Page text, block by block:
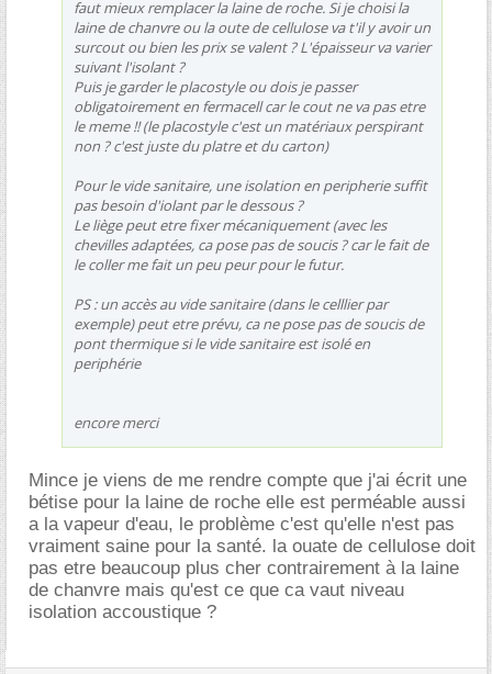
faut mieux remplacer la laine de roche. Si je choisi la
laine de chanvre ou la oute de cellulose va t'il y avoir un
surcout ou bien les prix se valent ? L'épaisseur va varier
suivant l'isolant ?
Puis je garder le placostyle ou dois je passer
obligatoirement en fermacell car le cout ne va pas etre
le meme !! (le placostyle c'est un matériaux perspirant
non ? c'est juste du platre et du carton)
Pour le vide sanitaire, une isolation en peripherie suffit
pas besoin d'iolant par le dessous ?
Le liège peut etre fixer mécaniquement (avec les
chevilles adaptées, ca pose pas de soucis ? car le fait de
le coller me fait un peu peur pour le futur.
PS : un accès au vide sanitaire (dans le celllier par
exemple) peut etre prévu, ca ne pose pas de soucis de
pont thermique si le vide sanitaire est isolé en
periphérie
encore merci
Mince je viens de me rendre compte que j'ai écrit une
bétise pour la laine de roche elle est perméable aussi
a la vapeur d'eau, le problème c'est qu'elle n'est pas
vraiment saine pour la santé. la ouate de cellulose doit
pas etre beaucoup plus cher contrairement à la laine
de chanvre mais qu'est ce que ca vaut niveau
isolation accoustique ?